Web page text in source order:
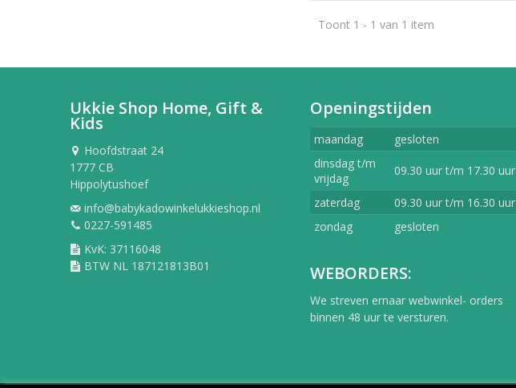
Toont 1 - 1 van 1 item
Ukkie Shop Home, Gift &
Kids
Hoofdstraat 24
1777 CB
Hippolytushoef
info@babykadowinkelukkieshop.nl
0227-591485
KvK: 37116048
BTW NL 187121813B01
Openingstijden
maandag
gesloten
dinsdag t/m
vrijdag
09.30 uur t/m 17.30 uur
zaterdag
09.30 uur t/m 16.30 uur
zondag
gesloten
WEBORDERS:
We streven ernaar webwinkel- orders
binnen 48 uur te versturen.